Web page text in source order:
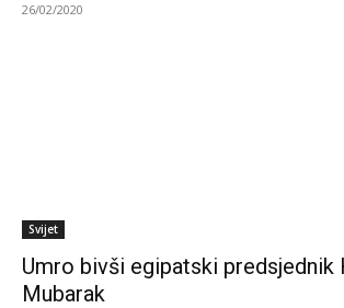
26/02/2020
Svijet
Umro bivši egipatski predsjednik
Mubarak